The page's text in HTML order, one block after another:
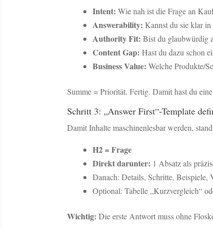
Intent: Wie nah ist die Frage an
Answerability: Kannst du sie klar
Authority Fit: Bist du glaubwürdig
Content Gap: Hast du dazu schon
Business Value: Welche Produkte/
Summe = Priorität. Fertig. Damit hast du
Schritt 3: „Answer First“-Template
Damit Inhalte maschinenlesbar werden,
H2 = Frage
Direkt darunter: 1 Absatz als
Danach: Details, Schritte, Beispiele,
Optional: Tabelle „Kurzvergleich“
Wichtig: Die erste Antwort muss ohne